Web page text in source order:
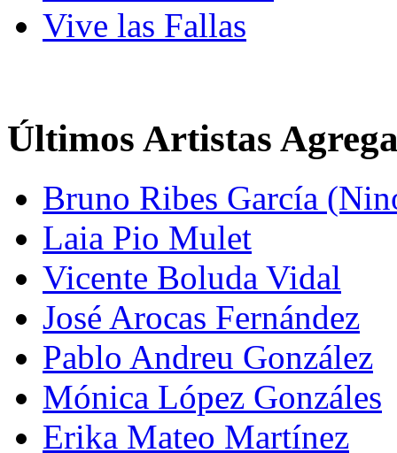
Vive las Fallas
Últimos Artistas
Bruno Ribes García
Laia Pio Mulet
Vicente Boluda Vidal
José Arocas Fernández
Pablo Andreu González
Mónica López Gonzáles
Erika Mateo Martínez